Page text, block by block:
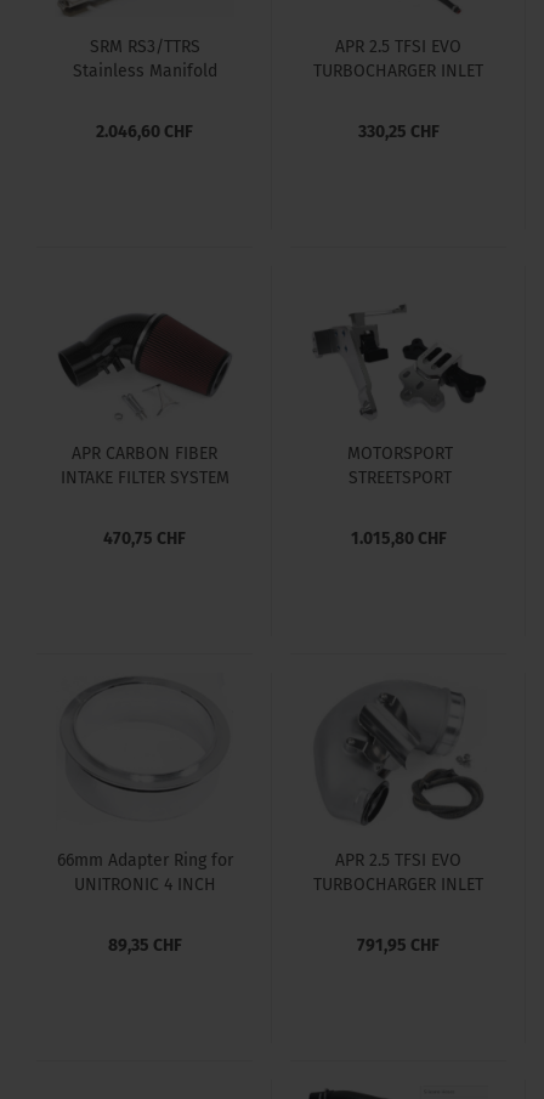
SRM RS3/TTRS
Stainless Manifold
2.046,60 CHF
APR 2.5 TFSI EVO
TURBOCHARGER INLET
330,25 CHF
APR CARBON FIBER
INTAKE FILTER SYSTEM
470,75 CHF
MOTORSPORT
STREETSPORT
TTRS AND 8V.5 RS3
1.015,80 CHF
66mm Adapter Ring for
UNITRONIC 4 INCH
89,35 CHF
APR 2.5 TFSI EVO
TURBOCHARGER INLET
791,95 CHF